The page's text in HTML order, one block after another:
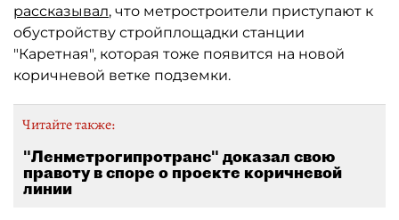
рассказывал, что метростроители приступают к
обустройству стройплощадки станции
"Каретная", которая тоже появится на новой
коричневой ветке подземки.
Читайте также:
"Ленметрогипротранс" доказал свою
правоту в споре о проекте коричневой
линии